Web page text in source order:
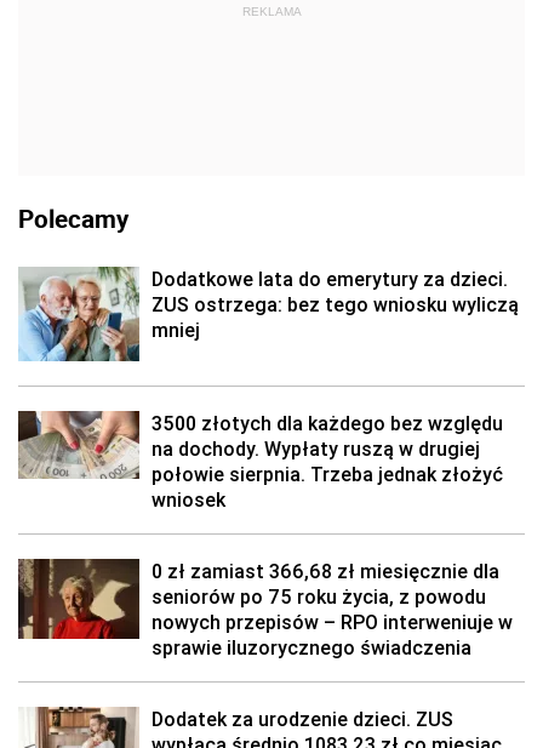
REKLAMA
Polecamy
Dodatkowe lata do emerytury za dzieci.
ZUS ostrzega: bez tego wniosku wyliczą
mniej
3500 złotych dla każdego bez względu
na dochody. Wypłaty ruszą w drugiej
połowie sierpnia. Trzeba jednak złożyć
wniosek
0 zł zamiast 366,68 zł miesięcznie dla
seniorów po 75 roku życia, z powodu
nowych przepisów – RPO interweniuje w
sprawie iluzorycznego świadczenia
Dodatek za urodzenie dzieci. ZUS